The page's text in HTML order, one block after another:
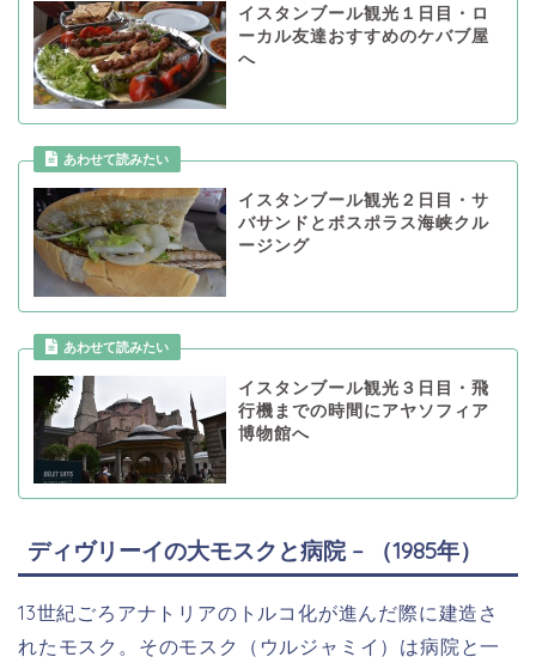
イスタンブール観光１日目・ロ
ーカル友達おすすめのケバブ屋
へ
あわせて読みたい
イスタンブール観光２日目・サ
バサンドとボスポラス海峡クル
ージング
あわせて読みたい
イスタンブール観光３日目・飛
行機までの時間にアヤソフィア
博物館へ
ディヴリーイの大モスクと病院 – （1985年）
13世紀ごろアナトリアのトルコ化が進んだ際に建造さ
れたモスク。そのモスク（ウルジャミイ）は病院と一